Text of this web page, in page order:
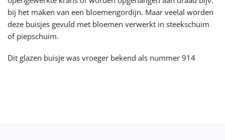
bij het maken van een bloemengordijn. Maar veelal worden
deze buisjes gevuld met bloemen verwerkt in steekschuim
of piepschuim.
Dit glazen buisje was vroeger bekend als nummer 914